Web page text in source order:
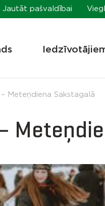
Jautāt pašvaldībai
Meteņdiena Sakstagalā